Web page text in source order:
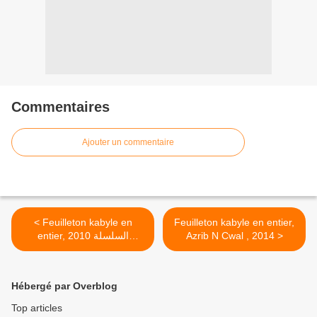
Commentaires
Ajouter un commentaire
< Feuilleton kabyle en
entier, 2010 السلسلة
الامازيغية احليل احليل - Ahlil
Feuilleton kabyle en entier,
Azrib N Cwal , 2014 >
Hébergé par Overblog
Top articles